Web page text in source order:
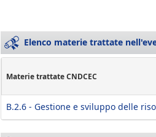
Elenco materie trattate
Materie trattate CNDCEC
B.2.6 - Gestione e sviluppo delle